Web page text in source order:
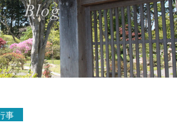
事